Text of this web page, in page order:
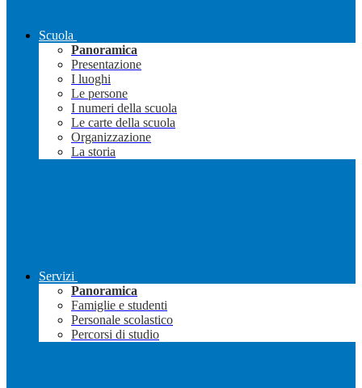
Scuola
Panoramica
Presentazione
I luoghi
Le persone
I numeri della scuola
Le carte della scuola
Organizzazione
La storia
Servizi
Panoramica
Famiglie e studenti
Personale scolastico
Percorsi di studio